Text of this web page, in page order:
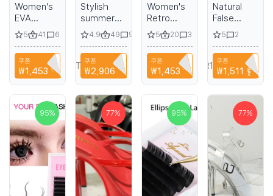
Women's
EVA
slippers
with thick
soles in a
variety of
colors
5 41 6
쿠폰
₩1,453 할인
NIANCI66
Stylish
summer
princess
slippers
15cm sexy
high heels
for
nightclub
and 6-inch
stiletto
heels with
a glossy
heel
4.9 49 9
쿠폰
₩2,906 할인
T9TRTFBTWTZN
Women's
Retro
Style
Slippers
for
Relaxing,
Women's
Summer
Shoes,
Comfortable
Platform
Beach
Slides,
Sandals
for Girls
5 20 3
쿠폰
₩1,453 할인
NIANCI66
Natural
False
Eyelashes
AGUUD L
M Curl
5 2
쿠폰
₩1,511 할인
A6R1B6EH1PPA
95% 77% 95% 77%